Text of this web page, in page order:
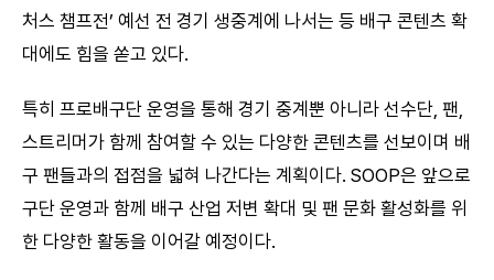
처스 챔프전’ 예선 전 경기 생중계에 나서는 등 배구 콘텐츠 확
대에도 힘을 쏟고 있다.
특히 프로배구단 운영을 통해 경기 중계뿐 아니라 선수단, 팬,
스트리머가 함께 참여할 수 있는 다양한 콘텐츠를 선보이며 배
구 팬들과의 접점을 넓혀 나간다는 계획이다. SOOP은 앞으로
구단 운영과 함께 배구 산업 저변 확대 및 팬 문화 활성화를 위
한 다양한 활동을 이어갈 예정이다.